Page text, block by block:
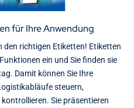
für Ihre Anwendung
den richtigen Etiketten! Etiketten
ein und Sie finden sie
Damit können Sie Ihre
steuern,
Sie präsentieren